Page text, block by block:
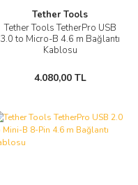
Tether Tools
Tether Tools TetherPro USB
3.0 to Micro-B 4.6 m Bağlantı
Kablosu
4.080,00 TL